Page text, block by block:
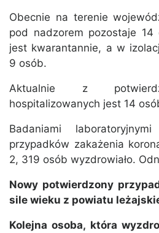
Obecnie na terenie
pod nadzorem pozostaje
jest kwarantannie, a w
9 osób.
Aktualnie z
hospitalizowanych jest 14
Badaniami
przypadków zakażenia
2, 319 osób wyzdrowiało.
Nowy potwierdzony
sile wieku z powiatu
Kolejna osoba, która